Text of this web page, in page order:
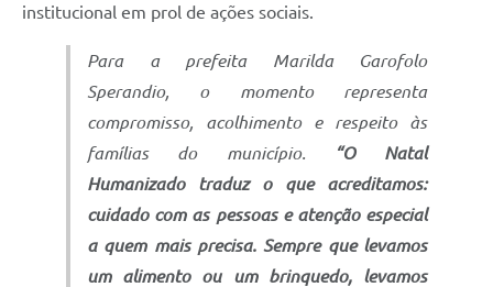
institucional em prol de ações sociais.
Para a prefeita Marilda Garofolo
Sperandio, o momento representa
compromisso, acolhimento e respeito às
famílias do município.
“O Natal
Humanizado traduz o que acreditamos:
cuidado com as pessoas e atenção especial
a quem mais precisa. Sempre que levamos
um alimento ou um brinquedo, levamos